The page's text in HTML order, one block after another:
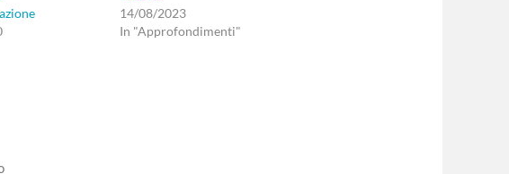
14/08/2023
In "Approfondimenti"